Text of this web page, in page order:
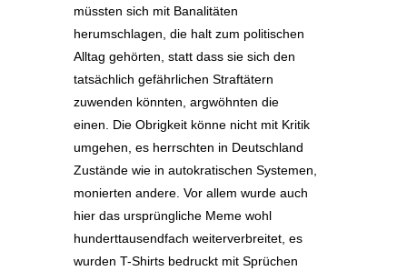
müssten sich mit Banalitäten
herumschlagen, die halt zum politischen
Alltag gehörten, statt dass sie sich den
tatsächlich gefährlichen Straftätern
zuwenden könnten, argwöhnten die
einen. Die Obrigkeit könne nicht mit Kritik
umgehen, es herrschten in Deutschland
Zustände wie in autokratischen Systemen,
monierten andere. Vor allem wurde auch
hier das ursprüngliche Meme wohl
hunderttausendfach weiterverbreitet, es
wurden T-Shirts bedruckt mit Sprüchen